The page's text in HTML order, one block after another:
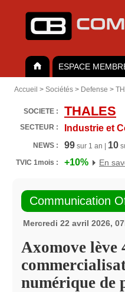
ESPACE
Accueil > Sociétés > Defense >
SOCIETE : THALES
SECTEUR : Industrie et
NEWS : 99 sur 1 an | 10
TVIC 1mois :
+10% En
Communication
Mercredi 22 avril 2026,
Axomove lève
numérique de